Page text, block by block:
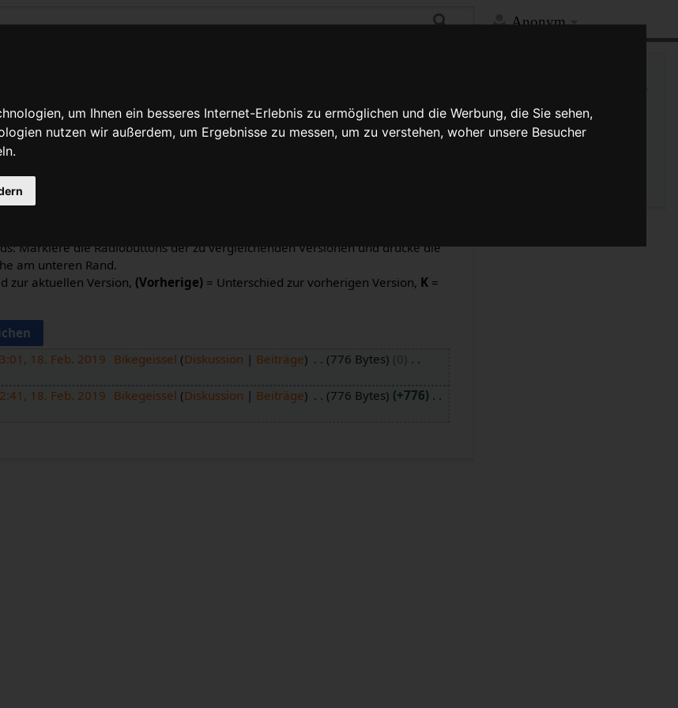
um Ihnen ein besseres Internet-Erlebnis zu ermöglichen und die Werbung, die Sie sehen,
nutzen wir außerdem, um Ergebnisse zu messen, um zu verstehen, woher unsere Besucher
Anonym
Englisch - Deutsch:
Quelltext anzeigen Versionsgeschichte
Markiere die Radiobuttons der zu vergleichenden Versionen und drücke die
am unteren Rand.
zur aktuellen Version, (Vorherige) = Unterschied zur vorherigen Version, K =
18. Feb. 2019 Bikegeissel Diskussion Beiträge 776 Bytes
0
18. Feb. 2019 Bikegeissel Diskussion Beiträge 776 Bytes
+776
Links auf diese Seite
Änderungen an verlinkten
Seiten